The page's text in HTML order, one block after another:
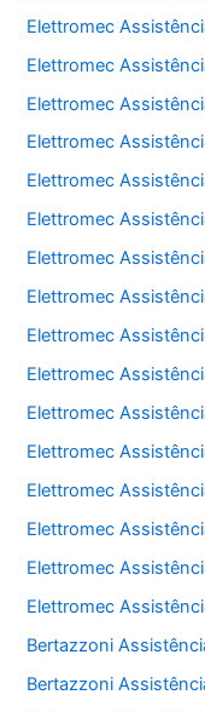
Elettromec
Elettromec
Elettromec
Elettromec
Elettromec
Elettromec
Elettromec
Elettromec
Elettromec
Elettromec
Elettromec
Elettromec
Elettromec
Elettromec
Elettromec
Elettromec
Bertazzoni
Bertazzoni